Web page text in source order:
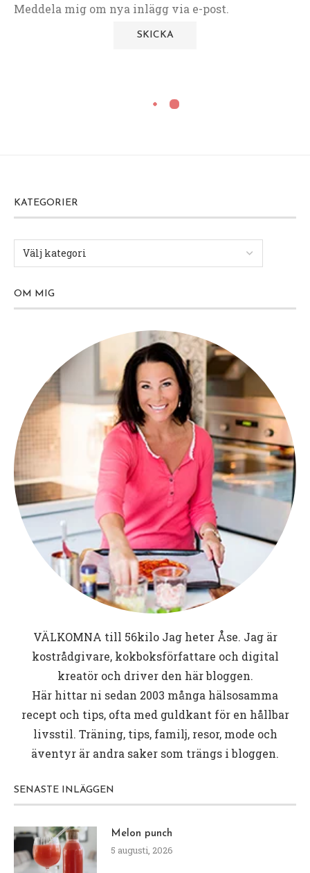
Meddela mig om nya inlägg via e-post.
KATEGORIER
OM MIG
VÄLKOMNA till 56kiloJag heter Åse. Jag är
kostrådgivare, kokboksförfattare och digital
kreatör och driver den här bloggen.
Här hittar ni sedan 2003 många hälsosamma
recept och tips, ofta med guldkant för en hållbar
livsstil. Träning, tips, familj, resor, mode och
äventyr är andra saker som trängs i bloggen.
SENASTE INLÄGGEN
Melon punch
5 augusti, 2026